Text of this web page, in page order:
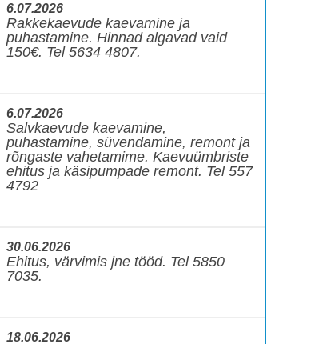
6.07.2026
Rakkekaevude kaevamine ja
puhastamine. Hinnad algavad vaid
150€. Tel 5634 4807.
6.07.2026
Salvkaevude kaevamine,
puhastamine, süvendamine, remont ja
rõngaste vahetamime. Kaevuümbriste
ehitus ja käsipumpade remont. Tel 557
4792
30.06.2026
Ehitus, värvimis jne tööd. Tel 5850
7035.
18.06.2026